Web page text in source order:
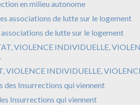
en milieu autonome
associations de lutte sur le logement
VIOLENCE INDIVIDUELLE,
Insurrections qui viennent